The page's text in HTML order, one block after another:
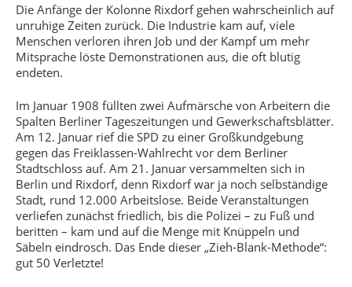
Die Anfänge der Kolonne Rixdorf gehen wahrscheinlich auf
unruhige Zeiten zurück. Die Industrie kam auf, viele
Menschen verloren ihren Job und der Kampf um mehr
Mitsprache löste Demonstrationen aus, die oft blutig
endeten.
Im Januar 1908 füllten zwei Aufmärsche von Arbeitern die
Spalten Berliner Tageszeitungen und Gewerkschaftsblätter.
Am 12. Januar rief die SPD zu einer Großkundgebung
gegen das Freiklassen-Wahlrecht vor dem Berliner
Stadtschloss auf. Am 21. Januar versammelten sich in
Berlin und Rixdorf, denn Rixdorf war ja noch selbständige
Stadt, rund 12.000 Arbeitslose. Beide Veranstaltungen
verliefen zunächst friedlich, bis die Polizei – zu Fuß und
beritten – kam und auf die Menge mit Knüppeln und
Säbeln eindrosch. Das Ende dieser „Zieh-Blank-Methode“:
gut 50 Verletzte!